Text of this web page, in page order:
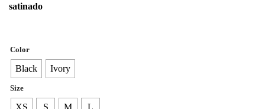
satinado
Color
Black Ivory
Size